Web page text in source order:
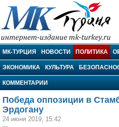
МК-Турция
МК-ТУРЦИЯ НОВОСТИ ПОЛИТИКА
ЭКОНОМИКА КУЛЬТУРА
КОММЕНТАРИИ
Победа оппозиции в
Эрдогану
24 июня 2019, 15:42